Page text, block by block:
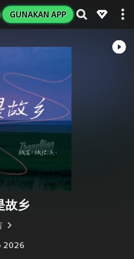
GUNAKAN APP
故乡
2026